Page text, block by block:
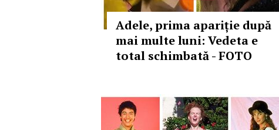
Adele, prima apariție după
mai multe luni: Vedeta e
total schimbată - FOTO